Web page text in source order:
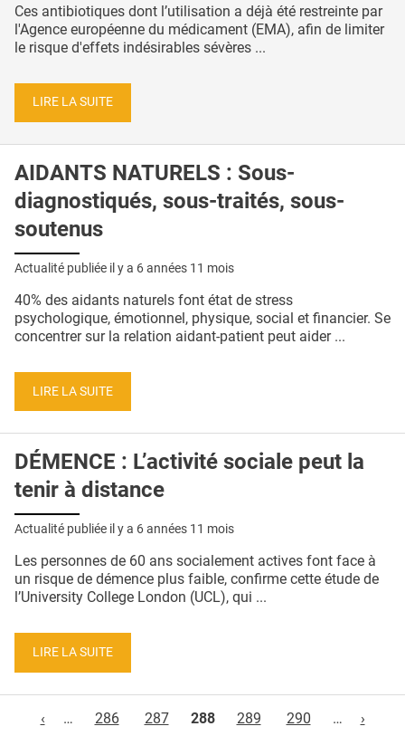
Ces antibiotiques dont l’utilisation a déjà été restreinte par
l'Agence européenne du médicament (EMA), afin de limiter
le risque d'effets indésirables sévères ...
LIRE LA SUITE
AIDANTS NATURELS : Sous-
diagnostiqués, sous-traités, sous-
soutenus
Actualité publiée il y a 6 années 11 mois
40% des aidants naturels font état de stress
psychologique, émotionnel, physique, social et financier. Se
concentrer sur la relation aidant-patient peut aider ...
LIRE LA SUITE
DÉMENCE : L’activité sociale peut la
tenir à distance
Actualité publiée il y a 6 années 11 mois
Les personnes de 60 ans socialement actives font face à
un risque de démence plus faible, confirme cette étude de
l’University College London (UCL), qui ...
LIRE LA SUITE
‹
… 286 287 288 289 290 … ›